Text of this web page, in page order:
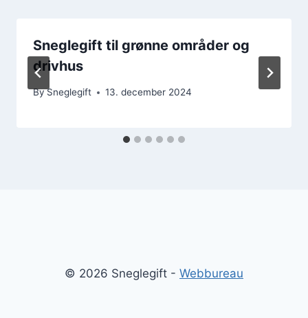
Sneglegift til grønne områder og
drivhus
BySneglegift 13. december 2024
© 2026 Sneglegift - Webbureau